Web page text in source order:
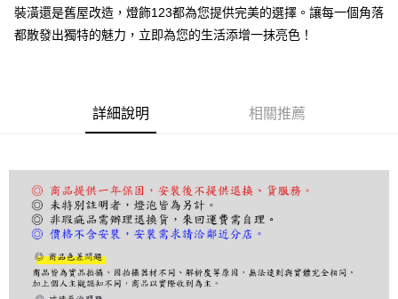
相關說明
【關於「AFTEE先享後付」】
３．安心：先確認商品／服務後，再付款。
２．訂單成立數日內，您將收到繳費通知簡訊。
３．收到繳費通知簡訊後14天內，點擊此簡訊中的連結，可透過四大超商／
ATM／網路銀行／等多元方式進行付款，方視為交易完成。
※ 請注意：結帳手續完成當下不需立刻繳費，但若您需要取消訂單，請聯絡
購買商品的店家。未經商家同意取消之訂單仍視為有效，需透過AFTEE先享
後付繳納相關費用。
※ 交易是否成功請以「AFTEE先享後付 」之結帳頁面顯示為準，若有關於
裝潢還是舊屋改造，燈飾123都為您提供完美的選擇。讓每一個角落
都散發出獨特的魅力，立即為您的生活添增一抹亮色！
詳細說明 相關推薦